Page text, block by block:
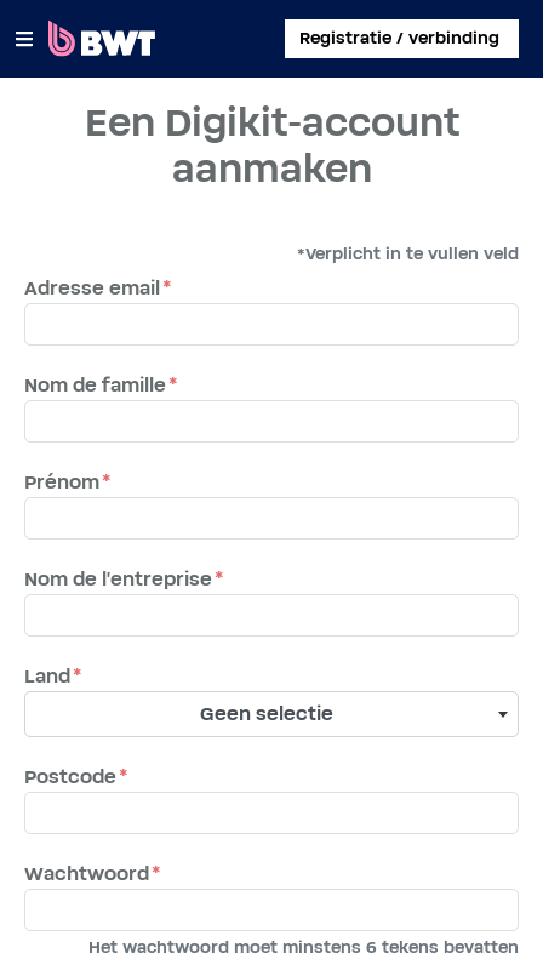
Registratie / verbinding
×
INLOGGEN
EEN KLANTACCOUNT AANMAKEN
OVER BWT
Een Digikit-account
aanmaken
*Verplicht in te vullen veld
Adresse email
Nom de famille
Prénom
Nom de l'entreprise
Land
Geen selectie
Postcode
Wachtwoord
Het wachtwoord moet minstens 6 tekens bevatten